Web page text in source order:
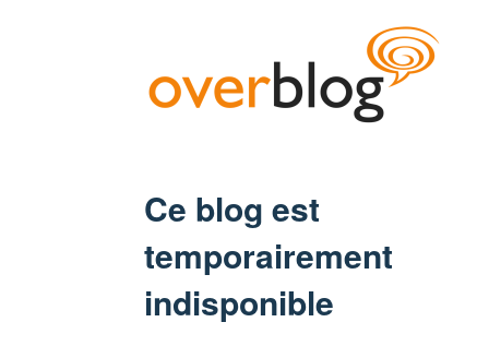
Ce blog est
temporairement
indisponible